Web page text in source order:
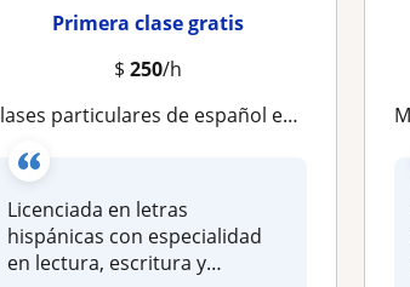
Primera clase gratis
$ 250/h
Clases particulares de español en linea con experiencia
Licenciada en letras
hispánicas con especialidad
en lectura, escritura y